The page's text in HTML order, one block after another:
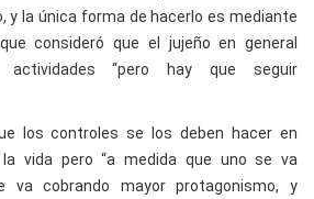
y la única forma de hacerlo es mediante
consideró que el jujeño en general
“pero hay que seguir
los controles se los deben hacer en
vida pero “a medida que uno se va
va cobrando mayor protagonismo, y